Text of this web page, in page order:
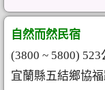
自然而然民宿
(3800 ~ 5800) 523
宜蘭縣五結鄉協